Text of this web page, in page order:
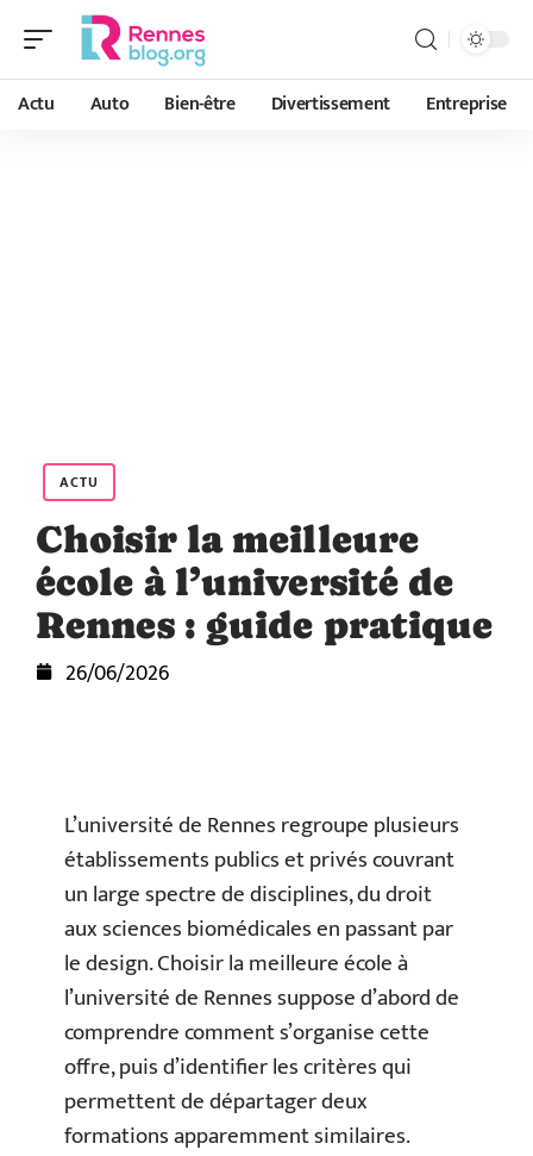
Actu Auto Bien-être Divertissement Entreprise
ACTU
Choisir la meilleure
école à l’université de
Rennes : guide pratique
26/06/2026
L’université de Rennes regroupe plusieurs
établissements publics et privés couvrant
un large spectre de disciplines, du droit
aux sciences biomédicales en passant par
le design. Choisir la meilleure école à
l’université de Rennes suppose d’abord de
comprendre comment s’organise cette
offre, puis d’identifier les critères qui
permettent de départager deux
formations apparemment similaires.